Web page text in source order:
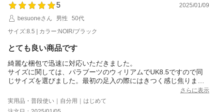
5
2025/01/09
besuoneさん
男性
50代
サイズ:8.5 | カラー:NOIR/ブラック
とても良い商品です
綺麗な梱包で迅速に対応いただきました。
サイズに関しては、パラブーツのウィリアムでUK8.5ですので同
じサイズを選びました。最初の足入の際にはきつく感じ焦りまし
たが、ワイズのキツさのみで捨て寸もしっかりありますのでこの
サイズでベストだと思います。個人的にパラブーツはインソール
の沈み込みはあまりないと思いますので慣れによりブカブカにな
さらに表示
実用品・普段使い｜自分用｜はじめて